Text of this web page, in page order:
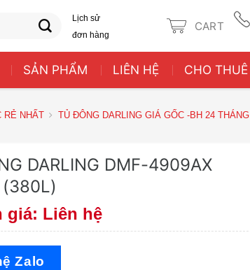
Lịch sử
đơn hàng
CART
SẢN PHẨM LIÊN HỆ CHO THUÊ
RẺ NHẤT TỦ ĐÔNG DARLING GIÁ GỐC -BH 24 THÁNG
DARLING DMF-4909AX
(380L)
giá: Liên hệ
Zalo